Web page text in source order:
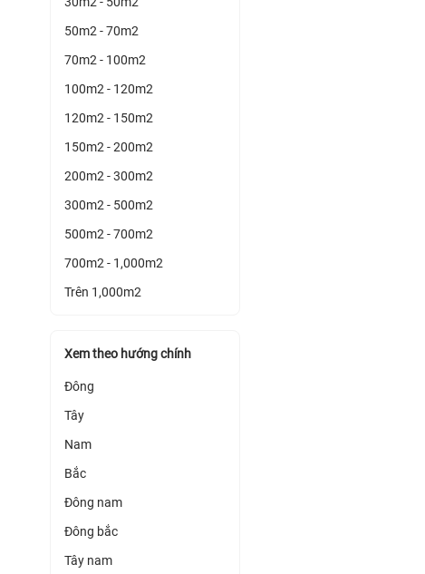
50m2 - 70m2
70m2 - 100m2
100m2 - 120m2
120m2 - 150m2
150m2 - 200m2
200m2 - 300m2
300m2 - 500m2
500m2 - 700m2
700m2 - 1,000m2
Trên 1,000m2
Xem theo hướng chính
Đông
Tây
Nam
Bắc
Đông nam
Đông bắc
Tây nam